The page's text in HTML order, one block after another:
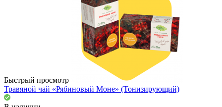
Быстрый просмотр
Травяной чай «Рябиновый Моне» (Тонизирующий)